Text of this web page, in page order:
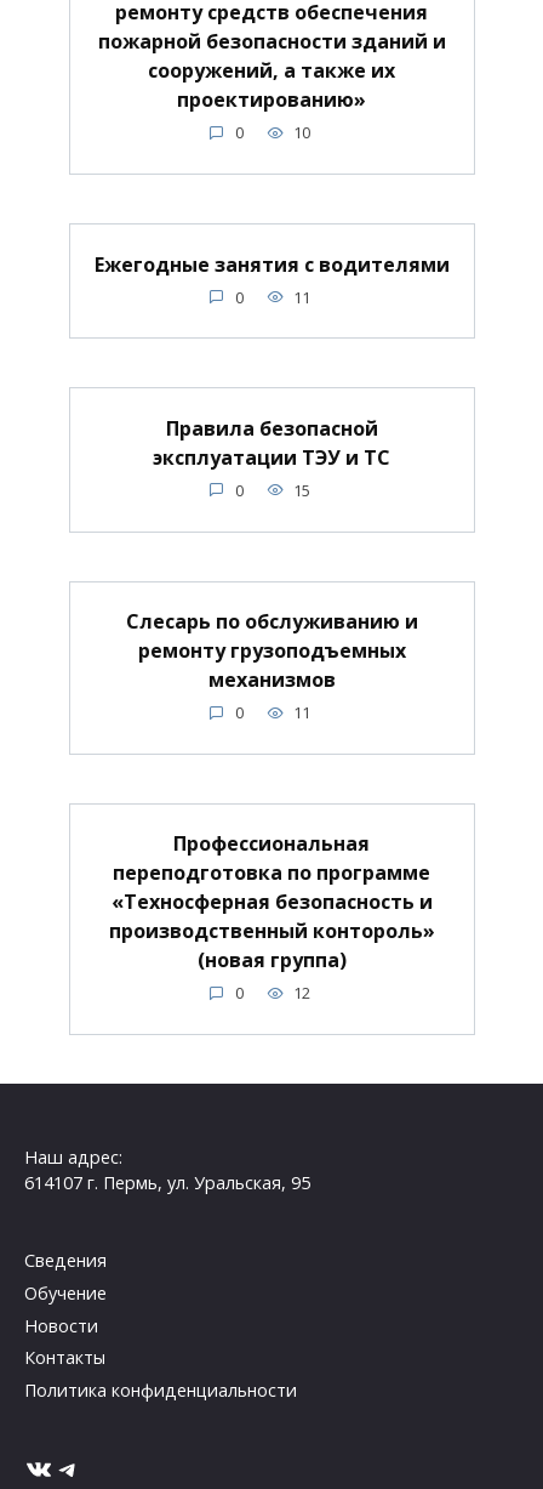
ремонту средств обеспечения
пожарной безопасности зданий и
сооружений, а также их
проектированию»
0 10
Ежегодные занятия с водителями
0 11
Правила безопасной
эксплуатации ТЭУ и ТС
0 15
Слесарь по обслуживанию и
ремонту грузоподъемных
механизмов
0 11
Профессиональная
переподготовка по программе
«Техносферная безопасность и
производственный контороль»
(новая группа)
0 12
Наш адрес:
614107 г. Пермь, ул. Уральская, 95
Сведения
Обучение
Новости
Контакты
Политика конфиденциальности
ВКонтакте
Telegram